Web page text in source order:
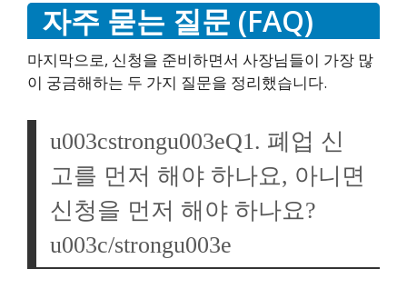
자주 묻는 질문 (FAQ)
마지막으로, 신청을 준비하면서 사장님들이 가장 많
이 궁금해하는 두 가지 질문을 정리했습니다.
u003cstrongu003eQ1. 폐업 신
고를 먼저 해야 하나요, 아니면
신청을 먼저 해야 하나요?
u003c/strongu003e